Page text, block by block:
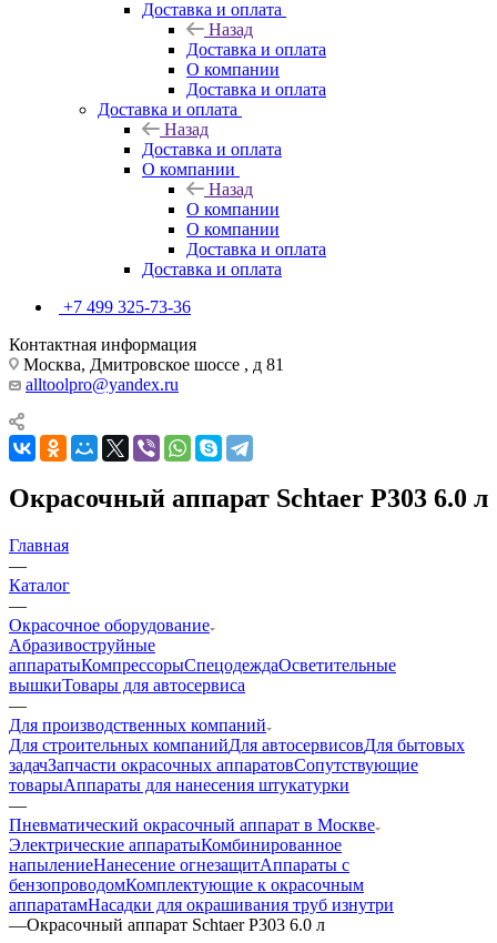
Доставка и оплата
Назад
Доставка и оплата
О компании
Доставка и оплата
Доставка и оплата
Назад
Доставка и оплата
О компании
Назад
О компании
О компании
Доставка и оплата
Доставка и оплата
+7 499 325-73-36
Контактная информация
Москва, Дмитровское шоссе , д 81
alltoolpro@yandex.ru
Окрасочный аппарат Schtaer P303 6.0 л
Главная
—
Каталог
—
Окрасочное оборудование
Aбразивоструйные
аппаратыКомпрессорыСпецодеждаОсветительные
вышкиТовары для автосервиса
—
Для производственных компаний
Для строительных компанийДля автосервисовДля бытовых
задачЗапчасти окрасочных аппаратовСопутствующие
товарыАппараты для нанесения штукатурки
—
Пневматический окрасочный аппарат в Москве
Электрические аппаратыКомбинированное
напылениеНанесение огнезащитАппараты с
бензопроводомКомплектующие к окрасочным
аппаратамНасадки для окрашивания труб изнутри
—Окрасочный аппарат Schtaer P303 6.0 л